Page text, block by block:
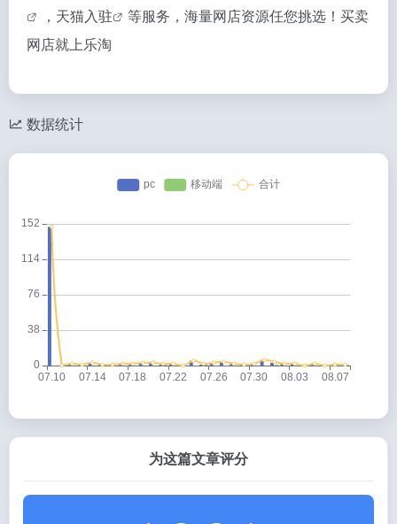
， 天猫入驻
等服务，海量网店资源任您挑选！买卖
网店就上乐淘
数据统计
为这篇文章评分